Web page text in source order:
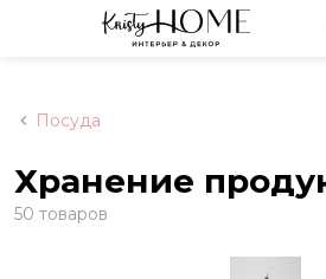
Посуда
Хранение
50 товаров